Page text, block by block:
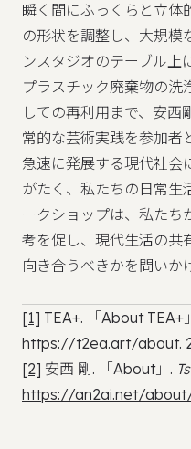
瞬く間にふっくらと立体
の形状を調整し、大規模
ンスタジオのテーブル上
プラスチック廃棄物の洗
しての再利用まで、安西
常的な芸術実践を参加者
急速に発展する現代社会
がたく、私たちの日常生
ークショップは、私たち
考を促し、現代生活の共
向き合うべきかを問いか
[1] TEA+. 「About TEA+
https://t2ea.art/about.
[2] 安西 剛. 「About」.
https://an2ai.net/